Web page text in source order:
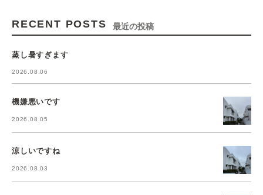
RECENT POSTS 最近の投稿
蒸し暑すぎます
2026.08.06
機嫌悪いです
2026.08.05
涼しいですね
2026.08.03